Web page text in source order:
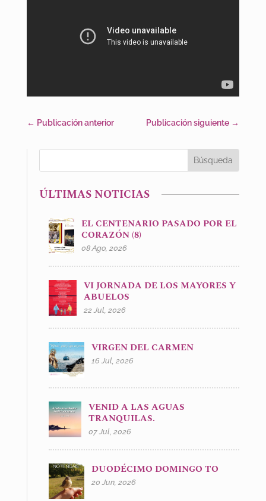
← Publicación anterior Publicación siguiente →
ÚLTIMAS NOTICIAS
EL CENTENARIO PASADO POR EL
CORAZÓN (8)
08 Ago, 2026
VI JORNADA DE LOS MAYORES Y
ABUELOS
22 Jul, 2026
VIRGEN DEL CARMEN
16 Jul, 2026
VENID A LAS AGUAS
TRANQUILAS.
07 Jul, 2026
DUODÉCIMO DOMINGO TO
20 Jun, 2026